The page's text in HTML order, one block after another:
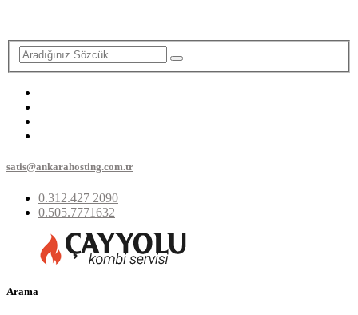
satis@ankarahosting.com.tr
0.312.427 2090
0.505.7771632
Arama